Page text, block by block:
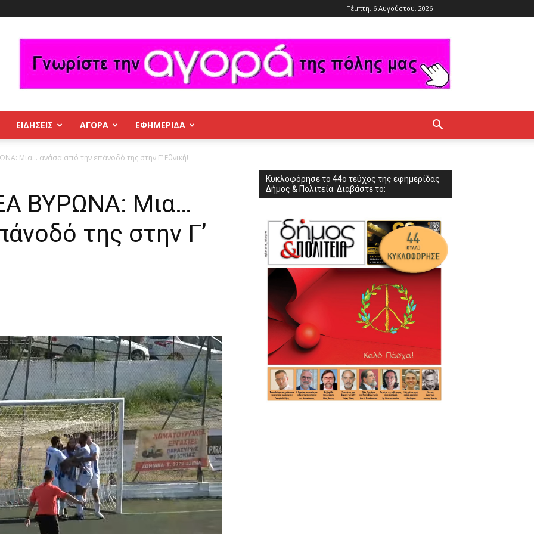
Πέμπτη, 6 Αυγούστου, 2026
ΕΙΔΗΣΕΙΣ ΑΓΟΡΑ ΕΦΗΜΕΡΊΔΑ
Μια… ανάσα από την επάνοδό της στην Γ’ Εθνική!
ΒΥΡΩΝΑ: Μια…
της στην Γ’
Κυκλοφόρησε το 44ο τεύχος της εφημερίδας
Δήμος & Πολιτεία. Διαβάστε το: